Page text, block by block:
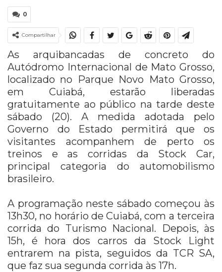
0
Compartilhar
As arquibancadas de concreto do
Autódromo Internacional de Mato Grosso,
localizado no Parque Novo Mato Grosso,
em Cuiabá, estarão liberadas
gratuitamente ao público na tarde deste
sábado (20). A medida adotada pelo
Governo do Estado permitirá que os
visitantes acompanhem de perto os
treinos e as corridas da Stock Car,
principal categoria do automobilismo
brasileiro.
A programação neste sábado começou às
13h30, no horário de Cuiabá, com a terceira
corrida do Turismo Nacional. Depois, às
15h, é hora dos carros da Stock Light
entrarem na pista, seguidos da TCR SA,
que faz sua segunda corrida às 17h.